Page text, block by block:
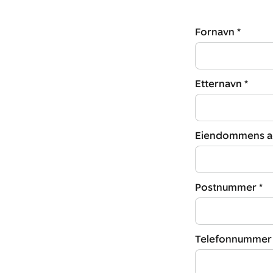
Fornavn *
Etternavn *
Eiendommens
Postnummer *
Telefonnummer